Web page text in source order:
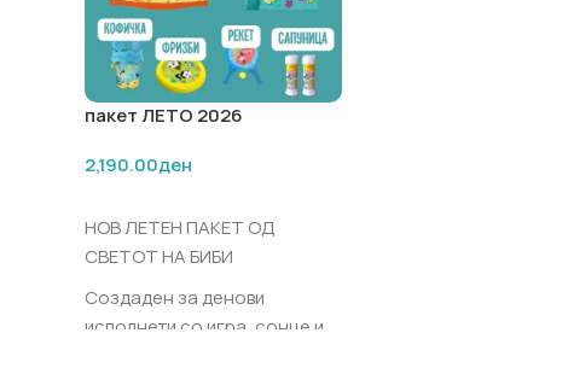
пакет ЛЕТО 2026
2,190.00ден
НОВ ЛЕТЕН ПАКЕТ ОД
СВЕТОТ НА БИБИ
Создаден за денови
исполнети со игра, сонце и